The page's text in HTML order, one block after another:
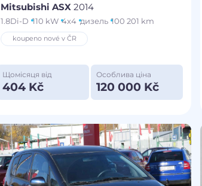
Mitsubishi ASX2014
1.8Di-D 110 kW 4x4 дизель 100 201 km
koupeno nové v ČR
Щомісяця від
404 Kč
Особлива ціна
120 000 Kč